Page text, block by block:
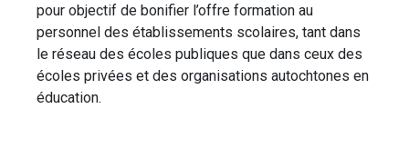
pour objectif de bonifier l’offre formation au
personnel des établissements scolaires, tant dans
le réseau des écoles publiques que dans ceux des
écoles privées et des organisations autochtones en
éducation.